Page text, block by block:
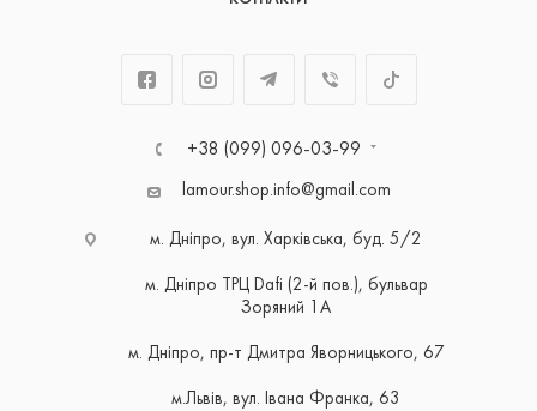
+38 (099) 096-03-99
lamour.shop.info@gmail.com
м. Дніпро, вул. Харківська, буд. 5/2
м. Дніпро ТРЦ Dafi (2-й пов.), бульвар
Зоряний 1А
м. Дніпро, пр-т Дмитра Яворницького, 67
м.Львів, вул. Івана Франка, 63